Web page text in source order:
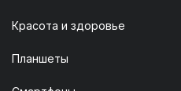
Красота и здоровье
Планшеты